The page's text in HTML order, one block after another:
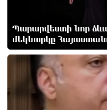
Հայաստանի
ավելացել է
Իսրայելի ՊԲ-ն
«Հըզբոլլահ»-ի
պահեստների վրա
Պարարվեստի նոր
մեկնարկը
2